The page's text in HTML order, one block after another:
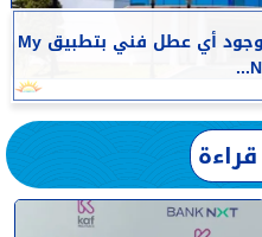
تنظيم الاتصالات في مصر: عدم وجود أي عطل فني بتطبيق My